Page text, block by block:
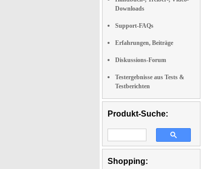
Downloads
Support-FAQs
Erfahrungen, Beiträge
Diskussions-Forum
Testergebnisse aus Tests &
Testberichten
Produkt-Suche:
Shopping: